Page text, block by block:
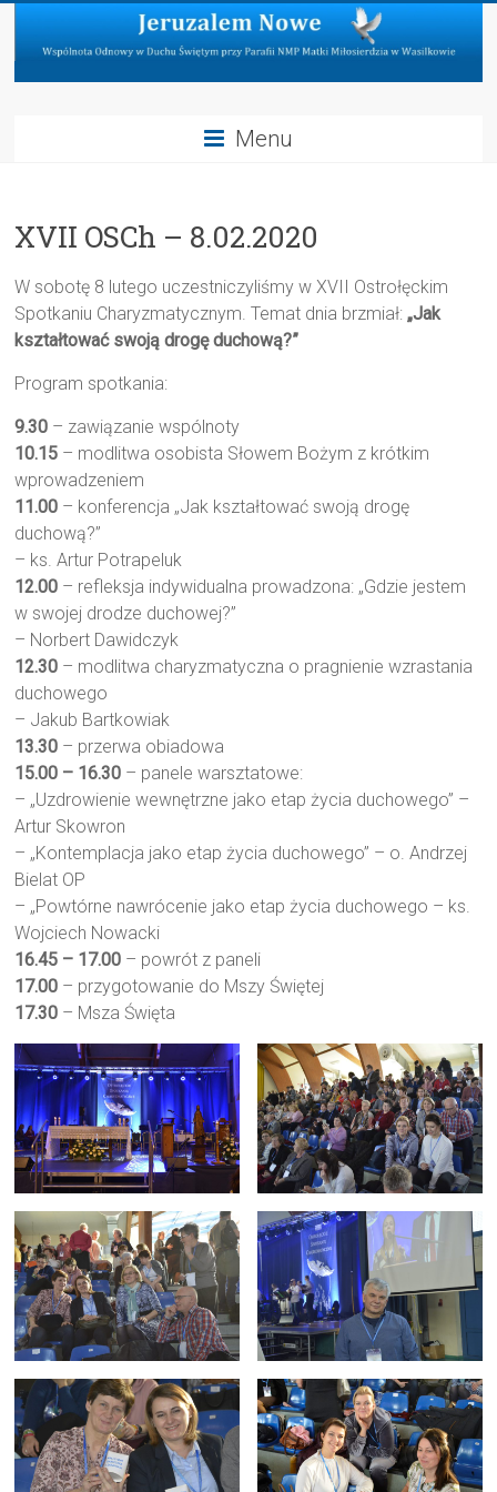
Skip
content
Jeruzalem
Odnowy
Duchu
Świętym
przy
NMP
Matki
Miłosierdzia
Wasilkowie
Menu
XVII OSCh – 8.02.2020
W sobotę 8 lutego uczestniczyliśmy w XVII Ostrołęckim
Spotkaniu Charyzmatycznym. Temat dnia brzmiał:„Jak
kształtować swoją drogę duchową?”
Program spotkania:
9.30 – zawiązanie wspólnoty
10.15 – modlitwa osobista Słowem Bożym z krótkim
wprowadzeniem
11.00 – konferencja „Jak kształtować swoją drogę
duchową?”
– ks. Artur Potrapeluk
12.00 – refleksja indywidualna prowadzona: „Gdzie jestem
w swojej drodze duchowej?”
– Norbert Dawidczyk
12.30 – modlitwa charyzmatyczna o pragnienie wzrastania
duchowego
– Jakub Bartkowiak
13.30 – przerwa obiadowa
15.00 – 16.30 – panele warsztatowe:
– „Uzdrowienie wewnętrzne jako etap życia duchowego” –
Artur Skowron
– „Kontemplacja jako etap życia duchowego” – o. Andrzej
Bielat OP
– „Powtórne nawrócenie jako etap życia duchowego – ks.
Wojciech Nowacki
16.45 – 17.00 – powrót z paneli
17.00 – przygotowanie do Mszy Świętej
17.30 – Msza Święta